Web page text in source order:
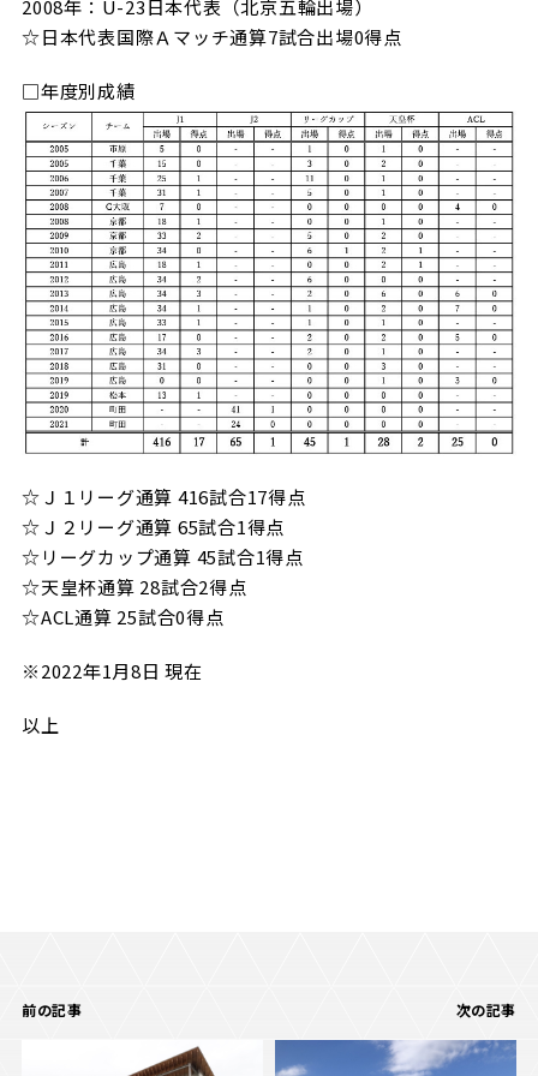
2008年：U-23日本代表（北京五輪出場）
☆日本代表国際Ａマッチ通算7試合出場0得点
□年度別成績
☆Ｊ１リーグ通算 416試合17得点
☆Ｊ２リーグ通算 65試合1得点
☆リーグカップ通算 45試合1得点
☆天皇杯通算 28試合2得点
☆ACL通算 25試合0得点
※2022年1月8日 現在
以上
前の記事 次の記事